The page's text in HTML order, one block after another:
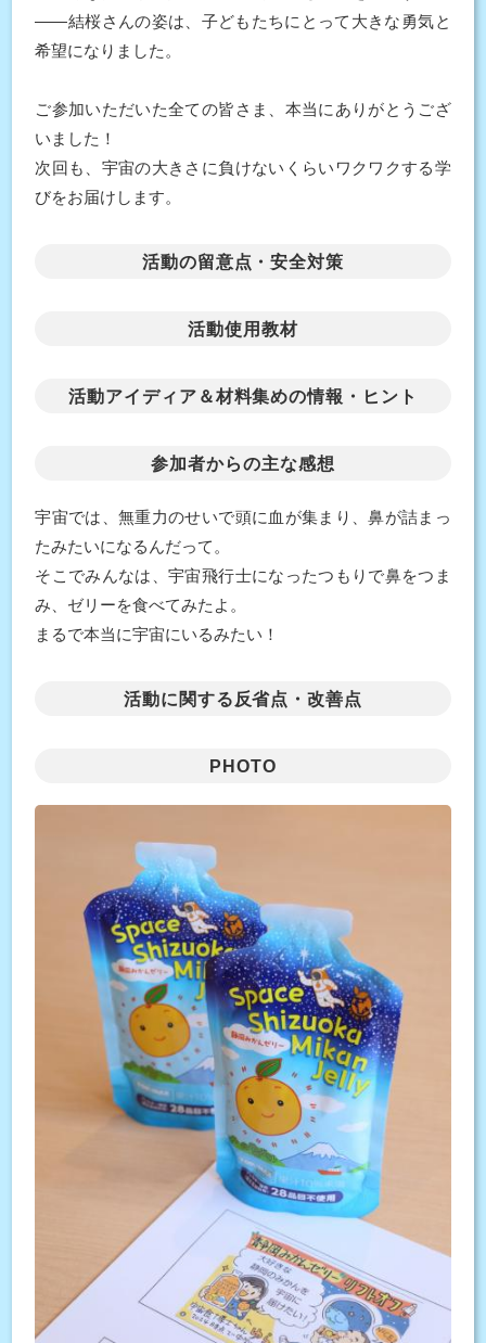
——結桜さんの姿は、子どもたちにとって大きな勇気と
希望になりました。
ご参加いただいた全ての皆さま、本当にありがとうござ
いました！
次回も、宇宙の大きさに負けないくらいワクワクする学
びをお届けします。
活動の留意点・安全対策
活動使用教材
活動アイディア＆材料集めの情報・ヒント
参加者からの主な感想
宇宙では、無重力のせいで頭に血が集まり、鼻が詰まっ
たみたいになるんだって。
そこでみんなは、宇宙飛行士になったつもりで鼻をつま
み、ゼリーを食べてみたよ。
まるで本当に宇宙にいるみたい！
活動に関する反省点・改善点
PHOTO